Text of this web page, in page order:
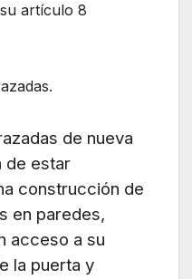
artículo 8
de nueva
de estar
construcción de
en paredes,
acceso a su
la puerta y